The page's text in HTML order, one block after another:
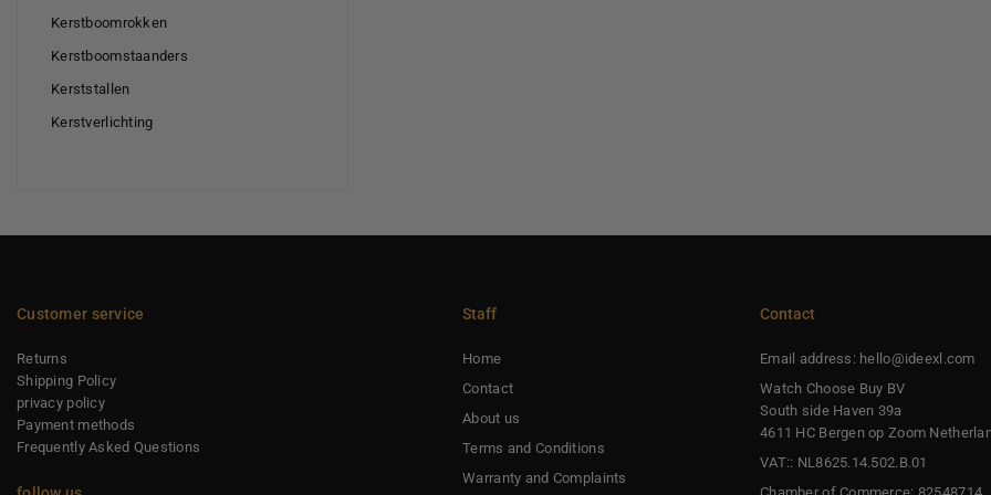
Kerstboomrokken
Kerstboomstaanders
Kerststallen
Kerstverlichting
Customer service
Returns
Shipping Policy
privacy policy
Payment methods
Frequently Asked Questions
Staff
Home
Contact
About us
Terms and Conditions
Warranty and Complaints
Contact
Email address: hello@ideexl.com
Watch Choose Buy BV
South side Haven 39a
4611 HC Bergen op Zoom
VAT:: NL8625.14.502.B.01